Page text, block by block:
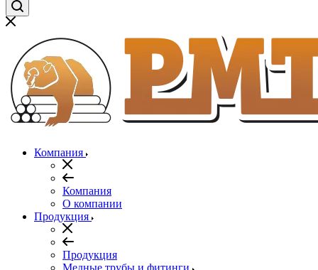
Компания
Компания
О компании
Продукция
Продукция
Медные трубы и фитинги